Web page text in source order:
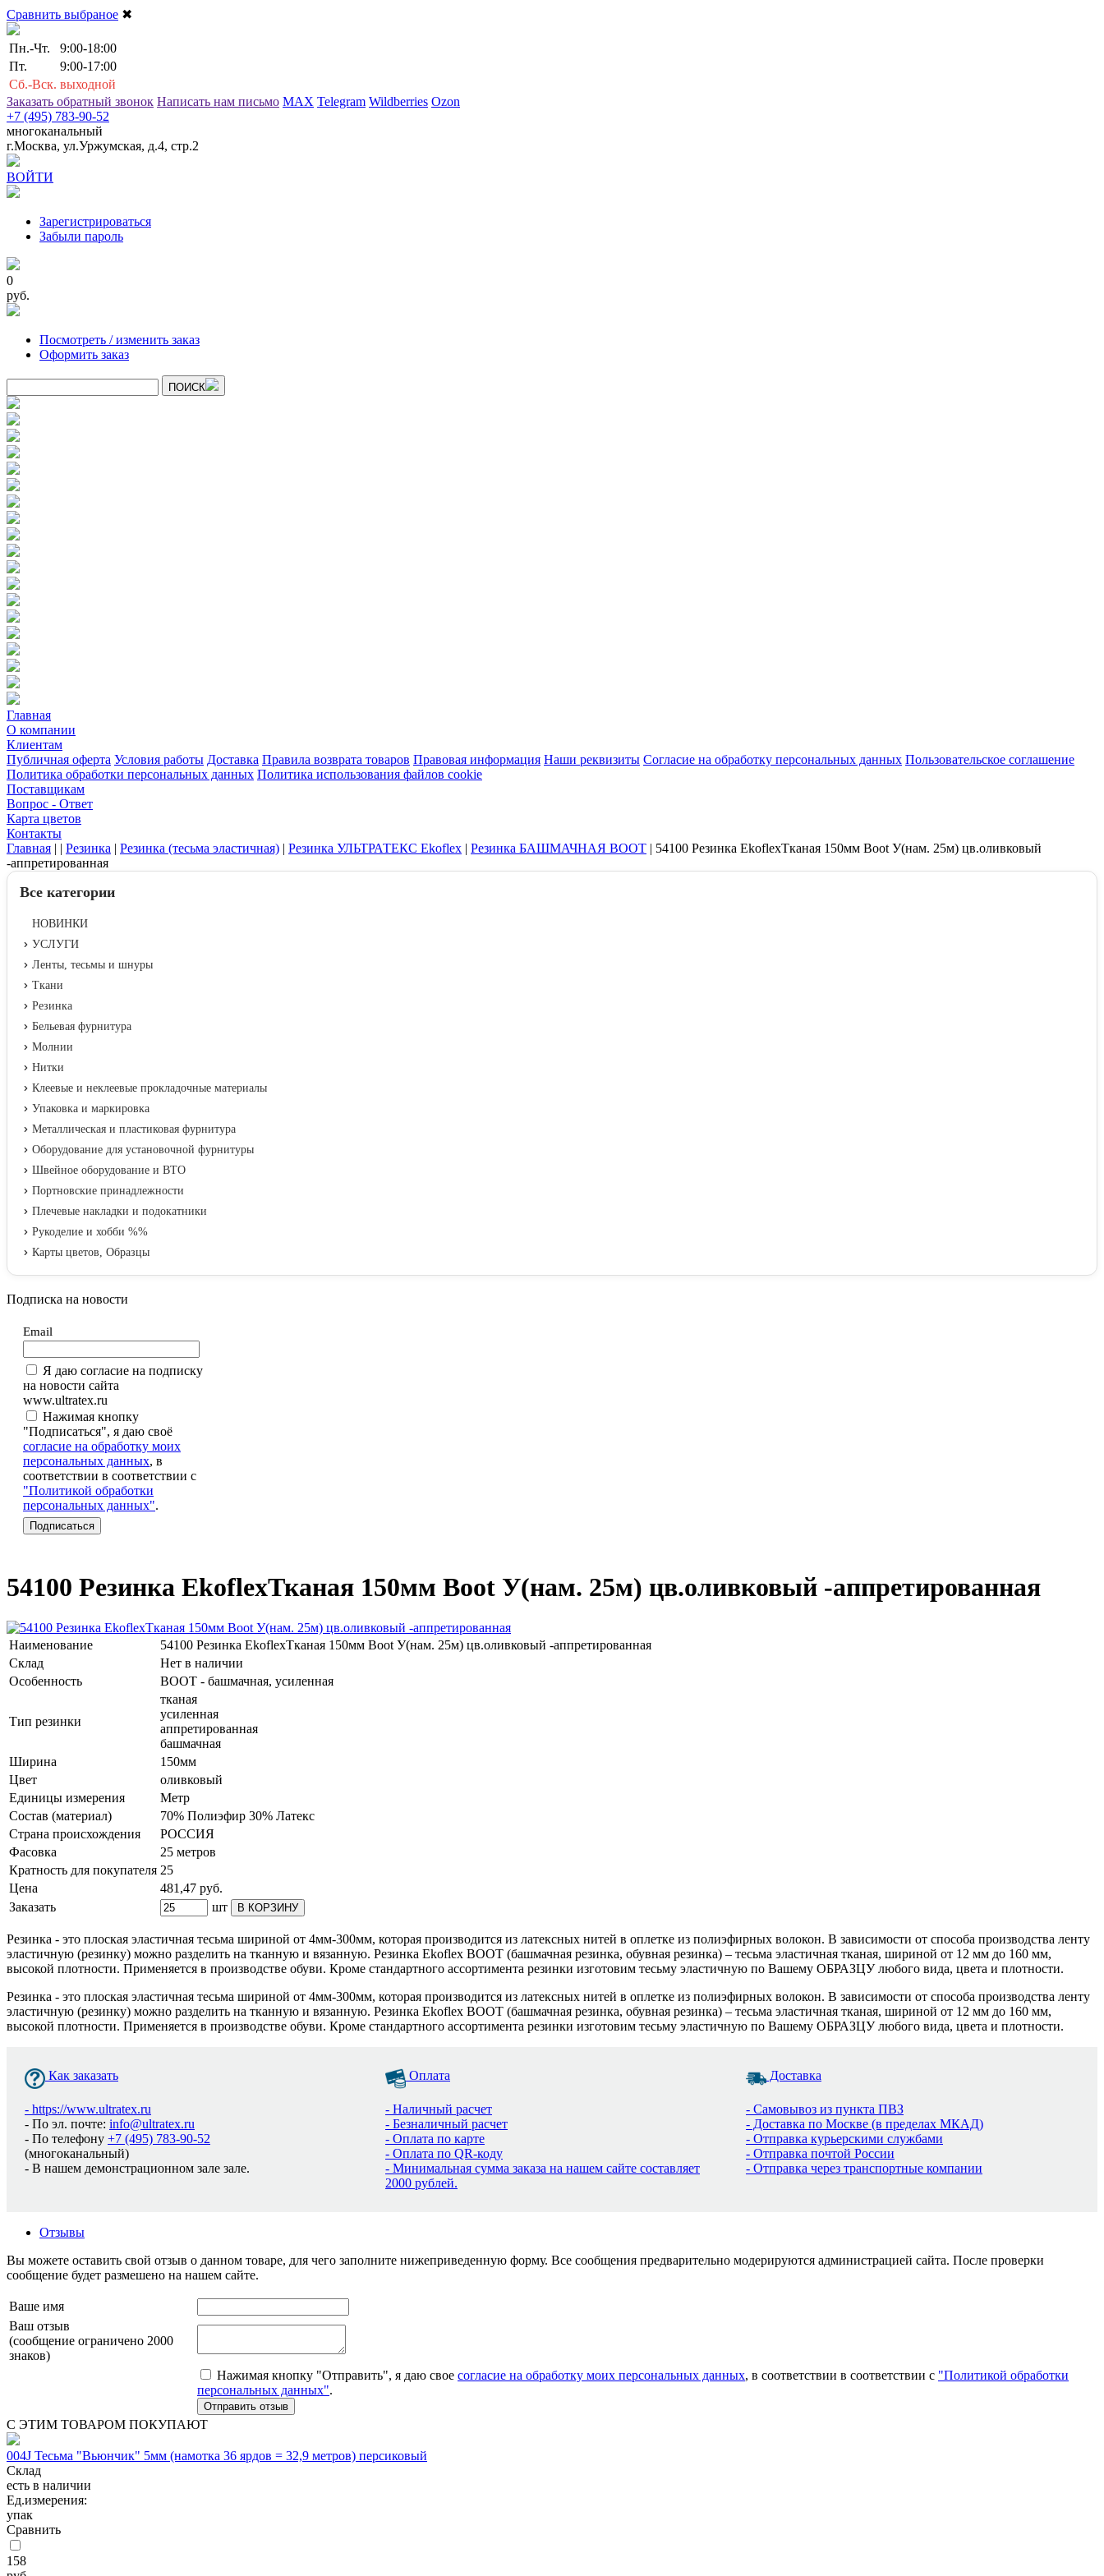
Сравнить выбраное ✖
Пн.-Чт.
9:00-18:00
Пт.
9:00-17:00
Сб.-Вск. выходной
Заказать обратный звонок Написать нам письмо MAX Telegram Wildberries Ozon
+7 (495) 783-90-52
многоканальный
г.Москва, ул.Уржумская, д.4, стр.2
ВОЙТИ
Зарегистрироваться
Забыли пароль
0
руб.
Посмотреть / изменить заказ
Оформить заказ
ПОИСК
Главная
О компании
Клиентам
Публичная оферта Условия работы Доставка Правила возврата товаров Правовая информация Наши реквизиты Согласие на обработку персональных данных Пользовательское соглашение
Политика обработки персональных данных Политика использования файлов cookie
Поставщикам
Вопрос - Ответ
Карта цветов
Контакты
Главная | | Резинка | Резинка (тесьма эластичная) | Резинка УЛЬТРАТЕКС Ekoflex | Резинка БАШМАЧНАЯ BOOT | 54100 Резинка EkoflexТканая 150мм Boot У(нам. 25м) цв.оливковый
-аппретированная
Все категории
НОВИНКИ
УСЛУГИ
Ленты, тесьмы и шнуры
Ткани
Резинка
Бельевая фурнитура
Молнии
Нитки
Клеевые и неклеевые прокладочные материалы
Упаковка и маркировка
Металлическая и пластиковая фурнитура
Оборудование для установочной фурнитуры
Швейное оборудование и ВТО
Портновские принадлежности
Плечевые накладки и подокатники
Рукоделие и хобби %%
Карты цветов, Образцы
Подписка на новости
Email
Я даю согласие на подписку
на новости сайта
www.ultratex.ru
Нажимая кнопку
"Подписаться", я даю своё
согласие на обработку моих
персональных данных, в
соответствии в соответствии с
"Политикой обработки
персональных данных".
54100 Резинка EkoflexТканая 150мм Boot У(нам. 25м) цв.оливковый -аппретированная
Наименование
54100 Резинка EkoflexТканая 150мм Boot У(нам. 25м) цв.оливковый -аппретированная
Склад
Нет в наличии
Особенность
BOOT - башмачная, усиленная
Тип резинки
тканая
усиленная
аппретированная
башмачная
Ширина
150мм
Цвет
оливковый
Единицы измерения
Метр
Состав (материал)
70% Полиэфир 30% Латекс
Страна происхождения
РОССИЯ
Фасовка
25 метров
Кратность для покупателя 25
Цена
481,47 руб.
Заказать
шт В КОРЗИНУ
Резинка - это плоская эластичная тесьма шириной от 4мм-300мм, которая производится из латексных нитей в оплетке из полиэфирных волокон. В зависимости от способа производства ленту
эластичную (резинку) можно разделить на тканную и вязанную. Резинка Ekoflex BOOT (башмачная резинка, обувная резинка) – тесьма эластичная тканая, шириной от 12 мм до 160 мм,
высокой плотности. Применяется в производстве обуви. Кроме стандартного ассортимента резинки изготовим тесьму эластичную по Вашему ОБРАЗЦУ любого вида, цвета и плотности.
Резинка - это плоская эластичная тесьма шириной от 4мм-300мм, которая производится из латексных нитей в оплетке из полиэфирных волокон. В зависимости от способа производства ленту
эластичную (резинку) можно разделить на тканную и вязанную. Резинка Ekoflex BOOT (башмачная резинка, обувная резинка) – тесьма эластичная тканая, шириной от 12 мм до 160 мм,
высокой плотности. Применяется в производстве обуви. Кроме стандартного ассортимента резинки изготовим тесьму эластичную по Вашему ОБРАЗЦУ любого вида, цвета и плотности.
Как заказать
- https://www.ultratex.ru
- По эл. почте: info@ultratex.ru
- По телефону +7 (495) 783-90-52
(многоканальный)
- В нашем демонстрационном зале зале.
Оплата
- Наличный расчет
- Безналичный расчет
- Оплата по карте
- Оплата по QR-коду
- Минимальная сумма заказа на нашем сайте составляет
2000 рублей.
Доставка
- Самовывоз из пункта ПВЗ
- Доставка по Москве (в пределах МКАД)
- Отправка курьерскими службами
- Отправка почтой России
- Отправка через транспортные компании
Отзывы
Вы можете оставить свой отзыв о данном товаре, для чего заполните нижеприведенную форму. Все сообщения предварительно модерируются администрацией сайта. После проверки
сообщение будет размешено на нашем сайте.
Ваше имя
Ваш отзыв
(сообщение ограничено 2000
знаков)
Нажимая кнопку "Отправить", я даю свое согласие на обработку моих персональных данных, в соответствии в соответствии с "Политикой обработки
персональных данных".
С ЭТИМ ТОВАРОМ ПОКУПАЮТ
004J Тесьма "Вьюнчик" 5мм (намотка 36 ярдов = 32,9 метров) персиковый
Склад
есть в наличии
Ед.измерения:
упак
Сравнить
158